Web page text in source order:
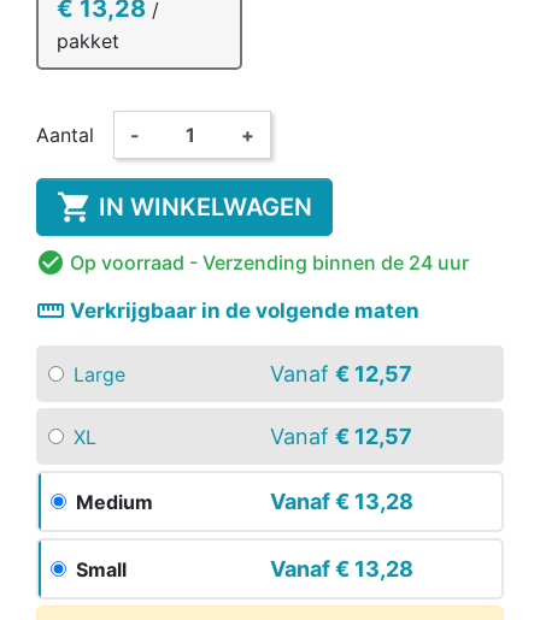
€ 13,28 /
pakket
Aantal - +
 IN WINKELWAGEN
 Op voorraad - Verzending binnen de 24 uur
straighten Verkrijgbaar in de volgende maten
Large Vanaf € 12,57
XL Vanaf € 12,57
Medium Vanaf€ 13,28
Small Vanaf€ 13,28